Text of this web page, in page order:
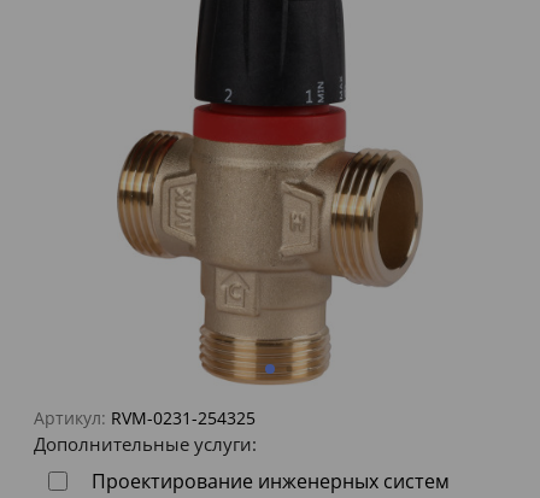
Артикул: RVM-0231-254325
Дополнительные услуги:
Проектирование инженерных систем